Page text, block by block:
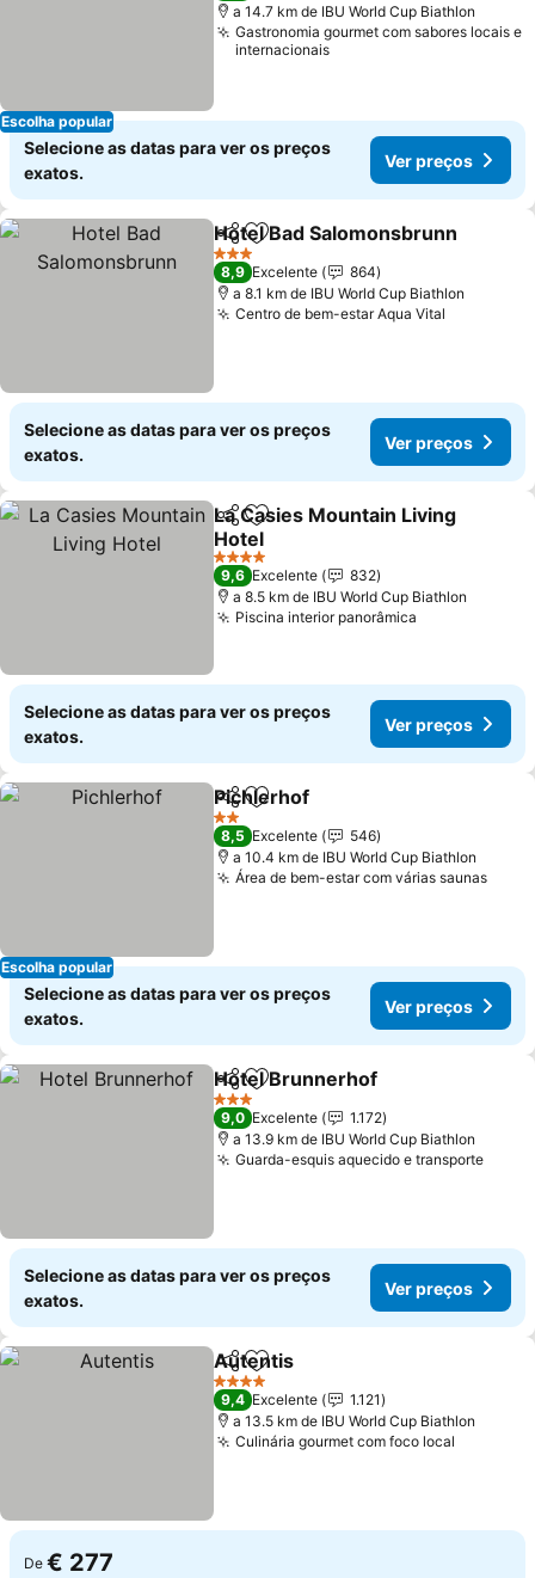
Escolha popular
a 14.7 km de IBU World Cup Biathlon
Gastronomia gourmet com sabores locais e
internacionais
Selecione as datas para ver os preços
exatos.
Ver preços
PartilharAdicionar aos favoritos
Hotel Bad Salomonsbrunn
3 Estrelas
8,9 Excelente
864
a 8.1 km de IBU World Cup Biathlon
Centro de bem-estar Aqua Vital
Selecione as datas para ver os preços
exatos.
Ver preços
PartilharAdicionar aos favoritos
La Casies Mountain Living
Hotel
4 Estrelas
9,6 Excelente
832
a 8.5 km de IBU World Cup Biathlon
Piscina interior panorâmica
Selecione as datas para ver os preços
exatos.
Ver preços
Escolha popular
PartilharAdicionar aos favoritos
Pichlerhof
2 Estrelas
8,5 Excelente
546
a 10.4 km de IBU World Cup Biathlon
Área de bem-estar com várias saunas
Selecione as datas para ver os preços
exatos.
Ver preços
PartilharAdicionar aos favoritos
Hotel Brunnerhof
3 Estrelas
9,0 Excelente
1.172
a 13.9 km de IBU World Cup Biathlon
Guarda-esquis aquecido e transporte
Selecione as datas para ver os preços
exatos.
Ver preços
PartilharAdicionar aos favoritos
Autentis
4 Estrelas
9,4 Excelente
1.121
a 13.5 km de IBU World Cup Biathlon
Culinária gourmet com foco local
De € 277